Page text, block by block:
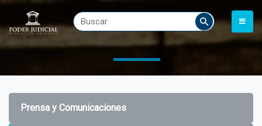
Prensa y Comunicaciones